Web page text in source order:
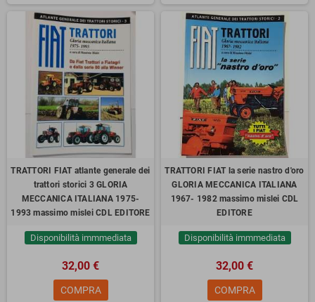
TRATTORI FIAT atlante generale dei
trattori storici 3 GLORIA
MECCANICA ITALIANA 1975-
1993 massimo mislei CDL EDITORE
Disponibilità immmediata
32,00 €
COMPRA
TRATTORI FIAT la serie nastro d'oro
GLORIA MECCANICA ITALIANA
1967- 1982 massimo mislei CDL
EDITORE
Disponibilità immmediata
32,00 €
COMPRA